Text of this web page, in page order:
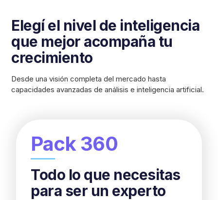
Elegí el nivel de inteligencia
que mejor acompaña tu
crecimiento
Desde una visión completa del mercado hasta
capacidades avanzadas de análisis e inteligencia artificial.
Pack 360
Todo lo que necesitas
para ser un experto